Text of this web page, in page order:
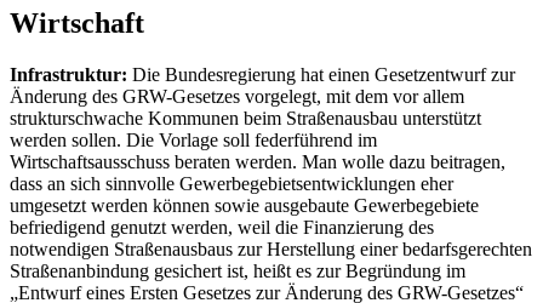
Wirtschaft
Infrastruktur: Die Bundesregierung hat einen Gesetzentwurf zur
Änderung des GRW-Gesetzes vorgelegt, mit dem vor allem
strukturschwache Kommunen beim Straßenausbau unterstützt
werden sollen. Die Vorlage soll federführend im
Wirtschaftsausschuss beraten werden. Man wolle dazu beitragen,
dass an sich sinnvolle Gewerbegebietsentwicklungen eher
umgesetzt werden können sowie ausgebaute Gewerbegebiete
befriedigend genutzt werden, weil die Finanzierung des
notwendigen Straßenausbaus zur Herstellung einer bedarfsgerechten
Straßenanbindung gesichert ist, heißt es zur Begründung im
„Entwurf eines Ersten Gesetzes zur Änderung des GRW-Gesetzes“